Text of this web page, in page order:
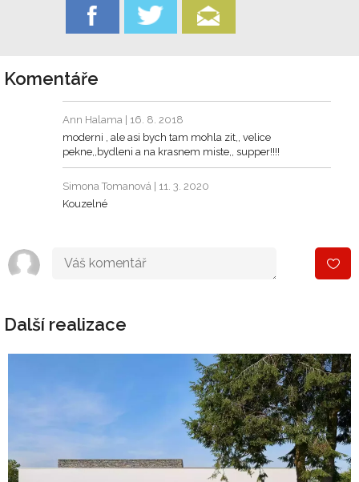
Komentáře
Ann Halama| 16. 8. 2018
moderni , ale asi bych tam mohla zit,, velice
pekne,,bydleni a na krasnem miste,, supper!!!!
Simona Tomanová| 11. 3. 2020
Kouzelné
Další realizace